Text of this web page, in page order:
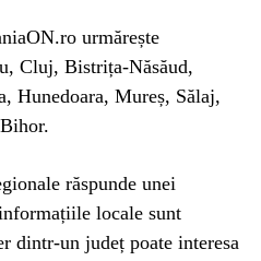
urmărește
Cluj, Bistrița-Năsăud,
Hunedoara, Mureș, Sălaj,
răspunde unei
locale sunt
dintr-un județ poate interesa